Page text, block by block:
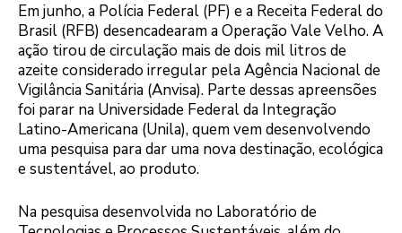
Em junho, a Polícia Federal (PF) e a Receita Federal do
Brasil (RFB) desencadearam a Operação Vale Velho. A
ação tirou de circulação mais de dois mil litros de
azeite considerado irregular pela Agência Nacional de
Vigilância Sanitária (Anvisa). Parte dessas apreensões
foi parar na Universidade Federal da Integração
Latino-Americana (Unila), quem vem desenvolvendo
uma pesquisa para dar uma nova destinação, ecológica
e sustentável, ao produto.
Na pesquisa desenvolvida no Laboratório de